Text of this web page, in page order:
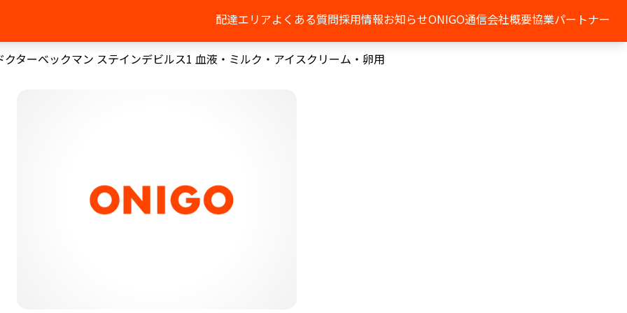
配達エリアよくある質問採用情報お知らせONIGO通信会社概要協業パートナー
クターベックマン ステインデビルス1 血液・ミルク・アイスクリーム・卵用